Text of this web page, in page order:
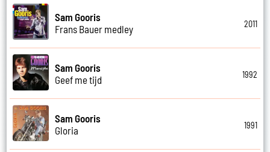
Sam Gooris
Frans Bauer medley
2011
Sam Gooris
Geef me tijd
1992
Sam Gooris
Gloria
1991